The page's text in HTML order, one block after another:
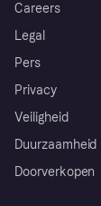
Careers
Legal
Pers
Privacy
Veiligheid
Duurzaamheid
Doorverkopen